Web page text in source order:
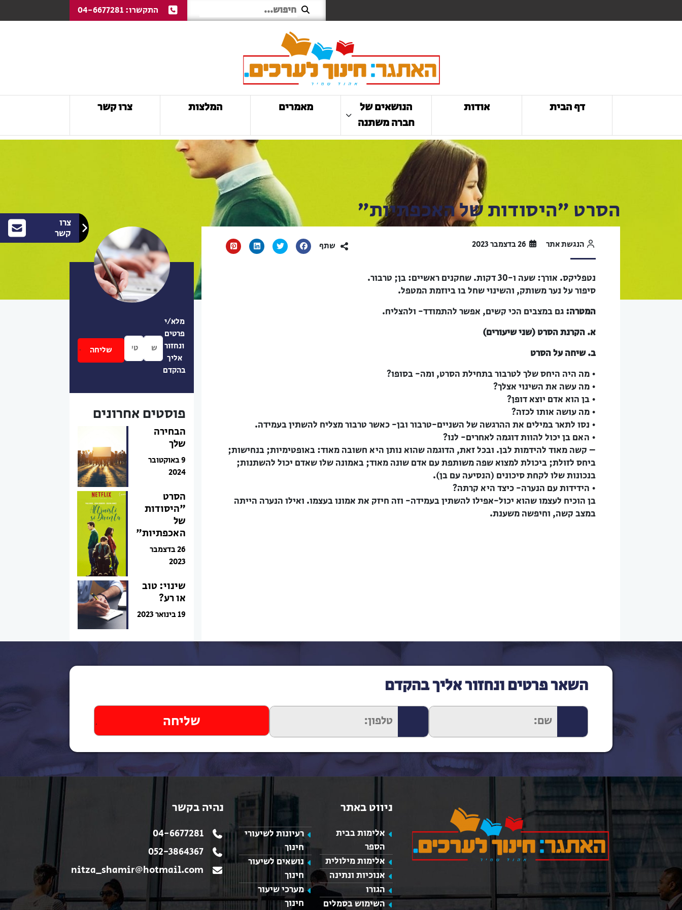
התקשרו: 04-6677281
דף הבית אודות
הנושאים של
חברה משתנה
מאמרים המלצות צרו קשר
צרו
קשר
הסרט "היסודות של האכפתיות"
הנגשת אתר שתף
נטפליקס. אורך: שעה ו-30 דקות. שחקנים ראשיים: בן; טרבור.
סיפור על נער משותק, והשינוי שחל בו ביוזמת המטפל.
המטרה:גם במצבים הכי קשים, אפשר להתמודד- ולהצליח.
א. הקרנת הסרט (שני שיעורים)
ב. שיחה על הסרט
• מה היה היחס שלך לטרבור בתחילת הסרט, ומה- בסופו?
• מה עשה את השינוי אצלך?
• בן הוא אדם יוצא דופן?
• מה עושה אותו לכזה?
• נסו לתאר במילים את ההרגשה של השניים-טרבור ובן- כאשר טרבור מצליח להשתין בעמידה.
• האם בן יכול להוות דוגמה לאחרים- לנו?
– קשה מאוד להידמות לבן. ובכל זאת, הדוגמה שהוא נותן היא חשובה מאוד: באופטימיות; בנחישות;
ביחס לזולת; ביכולת למצוא שפה משותפת עם אדם שונה מאוד; באמונה שלו שאדם יכול להשתנות;
בנכונות שלו לקחת סיכונים (הנסיעה עם בן).
• הידידות עם הנערה- כיצד היא קרתה?
בן הוכיח לעצמו שהוא יכול-אפילו להשתין בעמידה- וזה חיזק את אמונו בעצמו. ואילו הנערה הייתה
במצב קשה, וחיפשה משענת.
מלא/י
פרטים
ונחזור
אליך
בהקדם
פוסטים אחרונים
הבחירה
שלך
9 באוקטובר
2024
הסרט
"היסודות
של
האכפתיות"
26 בדצמבר
2023
שינוי: טוב
או רע?
19 בינואר 2023
השאר פרטים ונחזור אליך בהקדם
כאן מופיע חלון פייסבוק, למעבר לפייסבוק לחץ כאן
ניווט באתר
אלימות בבית
הספר
אלימות מילולית
אנוכיות ונתינה
הגורו
השימוש בסמלים
רעיונות לשיעורי
חינוך
נושאים לשיעור
חינוך
מערכי שיעור
חינוך
נהיה בקשר
04-6677281
052-3864367
nitza_shamir@hotmail.com